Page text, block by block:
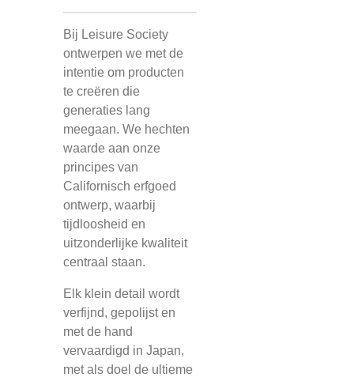
Bij Leisure Society
ontwerpen we met de
intentie om producten
te creëren die
generaties lang
meegaan. We hechten
waarde aan onze
principes van
Californisch erfgoed
ontwerp, waarbij
tijdloosheid en
uitzonderlijke kwaliteit
centraal staan.
Elk klein detail wordt
verfijnd, gepolijst en
met de hand
vervaardigd in Japan,
met als doel de ultieme